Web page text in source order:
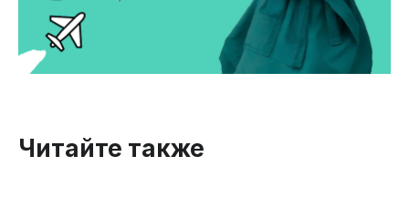
Читайте также